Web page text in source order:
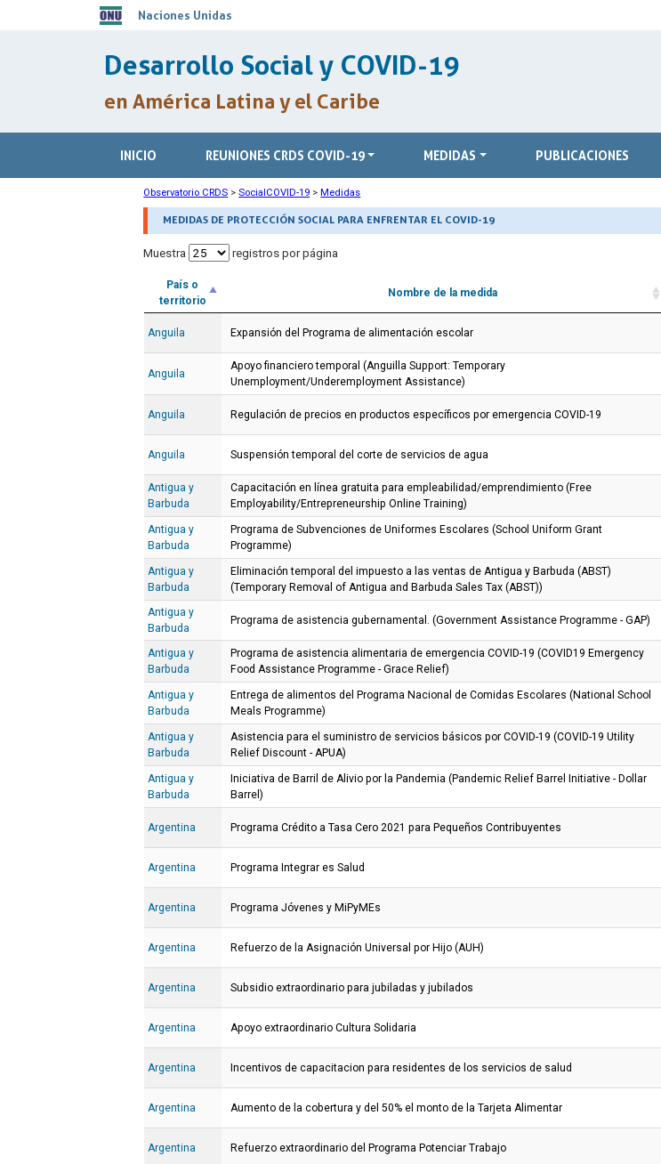
Naciones Unidas
Desarrollo Social y COVID-19
en América Latina y el Caribe
INICIO REUNIONES CRDS COVID-19 MEDIDAS PUBLICACIONES
Observatorio CRDS >SocialCOVID-19 >Medidas
MEDIDAS DE PROTECCIÓN SOCIAL PARA ENFRENTAR EL COVID-19
Muestra registros por página
País o
territorio
Nombre de la medida
Anguila Expansión del Programa de alimentación escolar
Anguila
Apoyo financiero temporal (Anguilla Support: Temporary
Unemployment/Underemployment Assistance)
Anguila Regulación de precios en productos específicos por emergencia COVID-19
Anguila Suspensión temporal del corte de servicios de agua
Antigua y
Barbuda
Capacitación en línea gratuita para empleabilidad/emprendimiento (Free
Employability/Entrepreneurship Online Training)
Antigua y
Barbuda
Programa de Subvenciones de Uniformes Escolares (School Uniform Grant
Programme)
Antigua y
Barbuda
Eliminación temporal del impuesto a las ventas de Antigua y Barbuda (ABST)
(Temporary Removal of Antigua and Barbuda Sales Tax (ABST))
Antigua y
Barbuda
Programa de asistencia gubernamental. (Government Assistance Programme - GAP)
Antigua y
Barbuda
Programa de asistencia alimentaria de emergencia COVID-19 (COVID19 Emergency
Food Assistance Programme - Grace Relief)
Antigua y
Barbuda
Entrega de alimentos del Programa Nacional de Comidas Escolares (National School
Meals Programme)
Antigua y
Barbuda
Asistencia para el suministro de servicios básicos por COVID-19 (COVID-19 Utility
Relief Discount - APUA)
Antigua y
Barbuda
Iniciativa de Barril de Alivio por la Pandemia (Pandemic Relief Barrel Initiative - Dollar
Barrel)
Argentina Programa Crédito a Tasa Cero 2021 para Pequeños Contribuyentes
Argentina Programa Integrar es Salud
Argentina Programa Jóvenes y MiPyMEs
Argentina Refuerzo de la Asignación Universal por Hijo (AUH)
Argentina Subsidio extraordinario para jubiladas y jubilados
Argentina Apoyo extraordinario Cultura Solidaria
Argentina Incentivos de capacitacion para residentes de los servicios de salud
Argentina Aumento de la cobertura y del 50% el monto de la Tarjeta Alimentar
Argentina Refuerzo extraordinario del Programa Potenciar Trabajo